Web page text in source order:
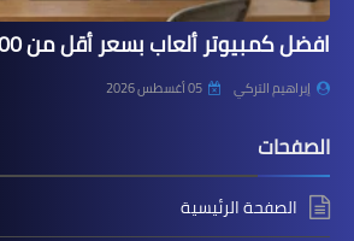
افضل كمبيوتر ألعاب بسعر أقل من 300 دولار في 2026
إبراهيم التركي 05 أغسطس 2026
الصفحات
الصفحة الرئيسية